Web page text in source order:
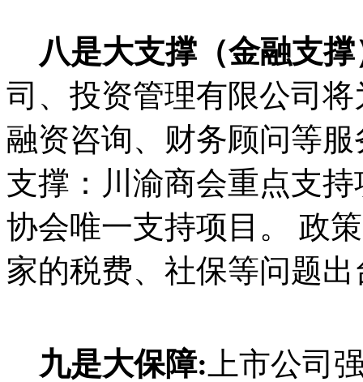
八是大支撑（金融支
司、投资管理有限公司
融资咨询、财务顾问等
支撑：川渝商会重点支
协会唯一支持项目。 政
家的税费、社保等问题
九是大保障: 上市公司